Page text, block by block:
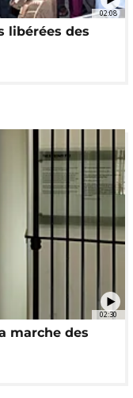
02:08
libérées des
02:30
marche des